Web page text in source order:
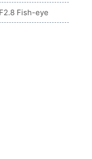
Fish-eye